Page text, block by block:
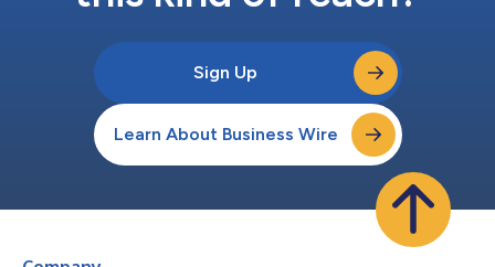
Sign Up
Learn About Business Wire